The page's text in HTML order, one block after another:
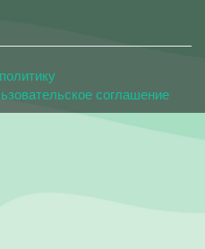
политику
соглашение